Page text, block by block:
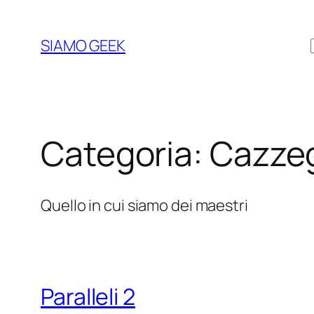
contenuto
SIAMO GEEK
Categoria:
Quello in cui siamo dei maestri
Paralleli 2